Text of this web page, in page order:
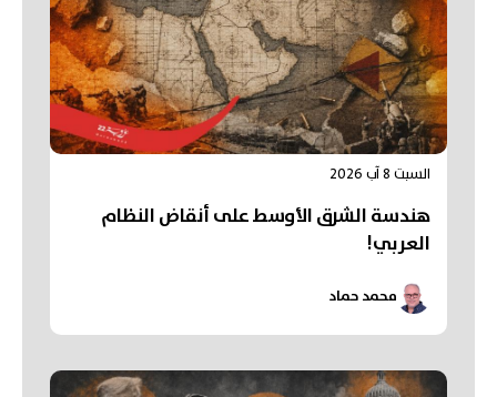
السبت 8 آب 2026
هندسة الشرق الأوسط على أنقاض النظام
العربي!
محمد حماد